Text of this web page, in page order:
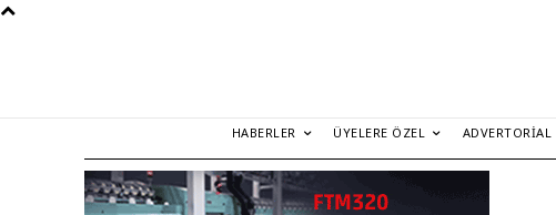
HABERLER ÜYELERE ÖZEL ADVERTORIAL